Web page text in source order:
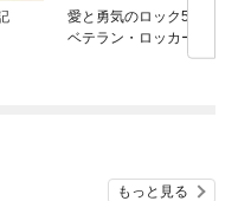
愛と勇気のロック50
ベテラン・ロッカーの
「新作」名盤を聴け！
もっと見る